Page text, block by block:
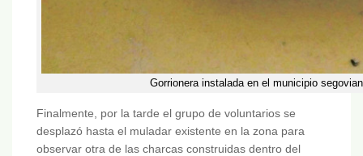
Gorrionera instalada en el municipio
Finalmente, por la tarde el grupo de voluntarios se
desplazó hasta el muladar existente en la zona para
observar otra de las charcas construidas dentro del